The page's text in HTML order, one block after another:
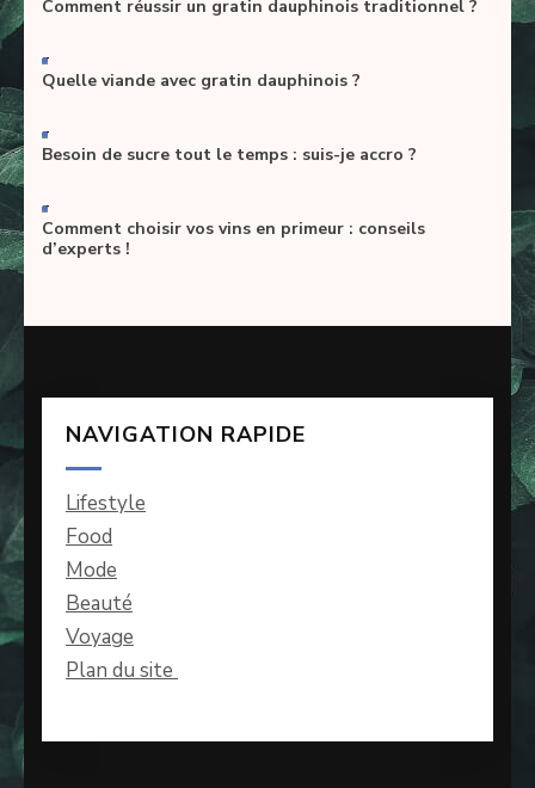
Comment réussir un gratin dauphinois traditionnel ?
-
Quelle viande avec gratin dauphinois ?
-
Besoin de sucre tout le temps : suis-je accro ?
-
Comment choisir vos vins en primeur : conseils
d’experts !
NAVIGATION RAPIDE
Lifestyle
Food
Mode
Beauté
Voyage
Plan du site